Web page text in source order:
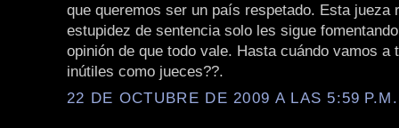
que queremos ser un país respetado. Esta jueza
estupidez de sentencia solo les sigue
opinión de que todo vale. Hasta cuándo vamos a
inútiles como jueces??.
22 DE OCTUBRE DE 2009 A LAS 5:59 P.M.